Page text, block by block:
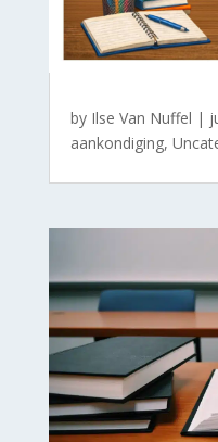
by Ilse Van Nuffel |
aankondiging,